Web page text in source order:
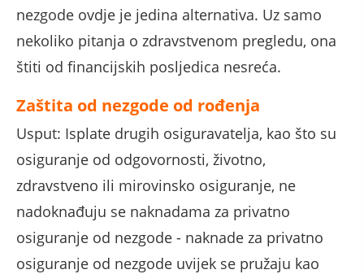
nezgode ovdje je jedina alternativa. Uz samo
nekoliko pitanja o zdravstvenom pregledu, ona
štiti od financijskih posljedica nesreća.
Zaštita od nezgode od rođenja
Usput: Isplate drugih osiguravatelja, kao što su
osiguranje od odgovornosti, životno,
zdravstveno ili mirovinsko osiguranje, ne
nadoknađuju se naknadama za privatno
osiguranje od nezgode - naknade za privatno
osiguranje od nezgode uvijek se pružaju kao